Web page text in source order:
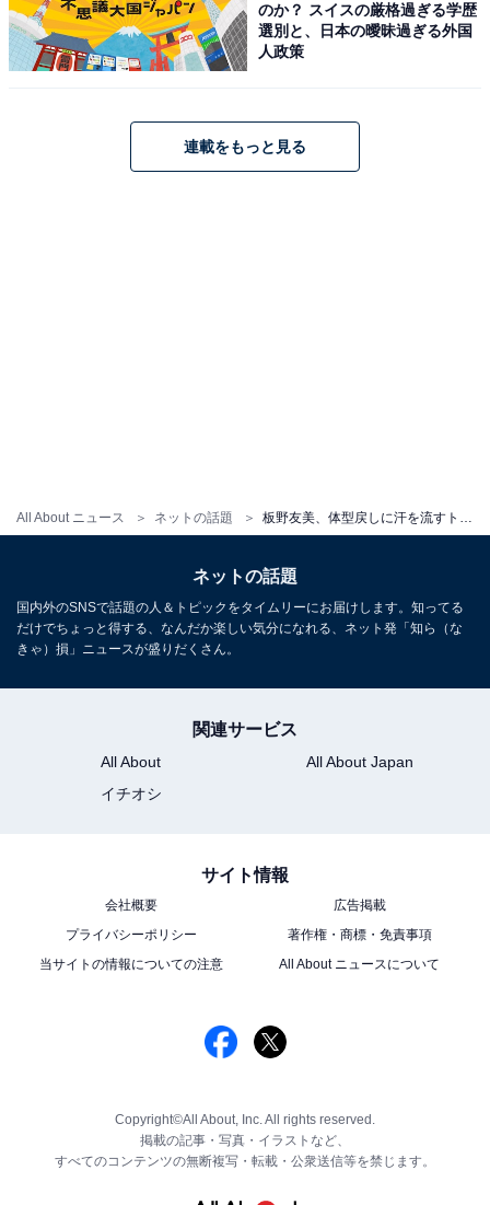
All About ニュース ネットの話題
のか？ スイスの厳格過ぎる学歴
選別と、日本の曖昧過ぎる外国
人政策
連載をもっと見る
ネットの話題
国内外のSNSで話題の人＆トピックをタイムリーにお届けします。知ってる
だけでちょっと得する、なんだか楽しい気分になれる、ネット発「知ら（な
きゃ）損」ニュースが盛りだくさん。
関連サービス
All About
All About Japan
イチオシ
サイト情報
会社概要
広告掲載
プライバシーポリシー
著作権・商標・免責事項
当サイトの情報についての注意
All About ニュースについて
Copyright©All About, Inc. All rights reserved.
掲載の記事・写真・イラストなど、
すべてのコンテンツの無断複写・転載・公衆送信等を禁じます。